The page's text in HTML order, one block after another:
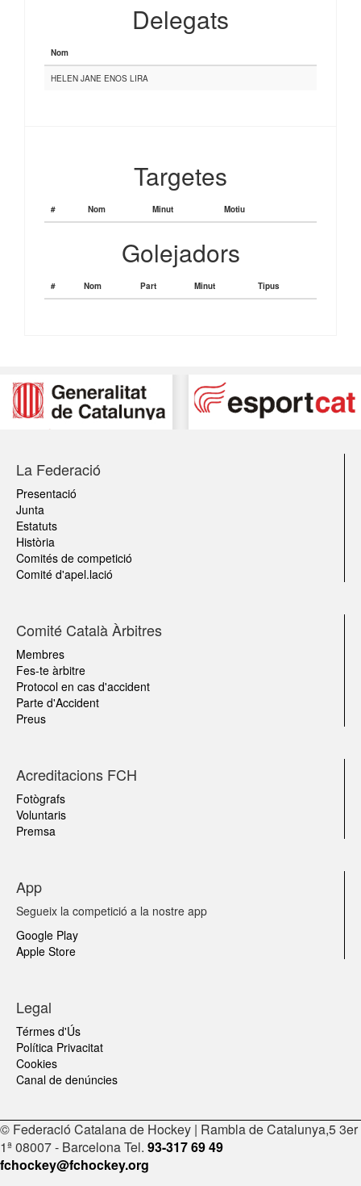
Delegats
Nom
HELEN JANE ENOS LIRA
Targetes
# Nom Minut Motiu
Golejadors
# Nom Part Minut Tipus
La Federació
Presentació
Junta
Estatuts
Història
Comités de competició
Comité d'apel.lació
Comité Català Àrbitres
Membres
Fes-te àrbitre
Protocol en cas d'accident
Parte d'Accident
Preus
Acreditacions FCH
Fotògrafs
Voluntaris
Premsa
App
Segueix la competició a la nostre app
Google Play
Apple Store
Legal
Térmes d'Ús
Política Privacitat
Cookies
Canal de denúncies
© Federació Catalana de Hockey | Rambla de Catalunya,5 3er
1ª 08007 - Barcelona Tel. 93-317 69 49
fchockey@fchockey.org